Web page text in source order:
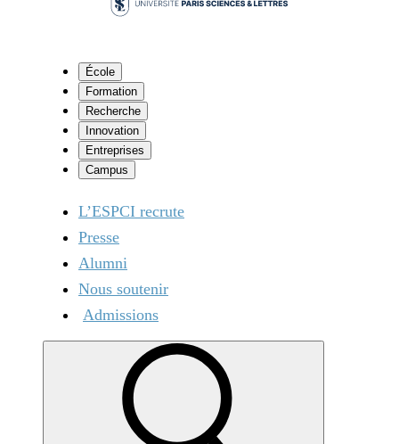
École
Formation
Recherche
Innovation
Entreprises
Campus
L’ESPCI recrute
Presse
Alumni
Nous soutenir
Admissions